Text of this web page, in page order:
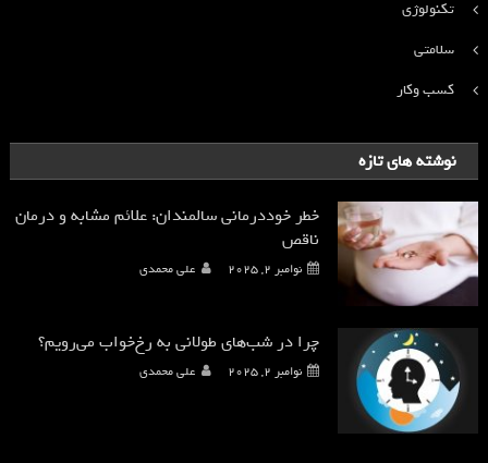
تکنولوژی
سلامتی
کسب وکار
نوشته های تازه
خطر خوددرمانی سالمندان: علائم مشابه و درمان
ناقص
نوامبر 2, 2025 علی محمدی
چرا در شب‌های طولانی به رخ‌خواب می‌رویم؟
نوامبر 2, 2025 علی محمدی